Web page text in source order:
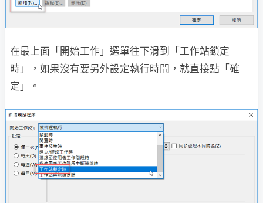
在最上面「開始工作」選單往下滑到「工作站鎖定
時」，如果沒有要另外設定執行時間，就直接點「確
定」。